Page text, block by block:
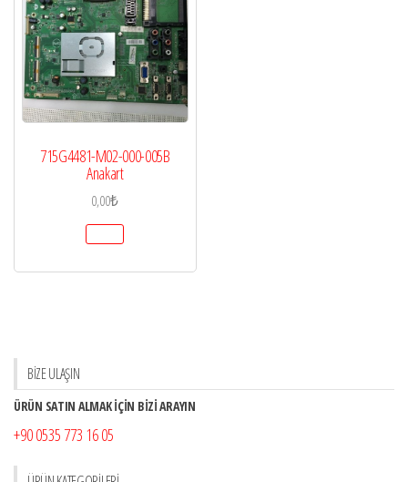
715G4481-M02-000-005B
Anakart
0,00₺
BİZE ULAŞIN
ÜRÜN SATIN ALMAK İÇİN BİZİ ARAYIN
+90 0535 773 16 05